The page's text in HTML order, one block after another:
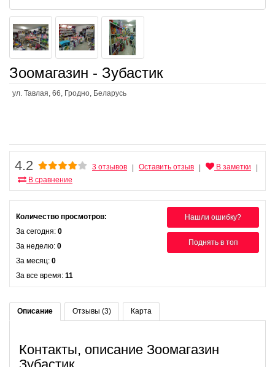
Зоомагазин - Зубастик
ул. Тавлая, 66, Гродно, Беларусь
4.2 3 отзывов Оставить отзыв В заметки
В сравнение
Нашли ошибку?
Поднять в топ
Количество просмотров:
За сегодня: 0
За неделю: 0
За месяц: 0
За все время: 11
Описание Отзывы (3) Карта
Контакты, описание Зоомагазин